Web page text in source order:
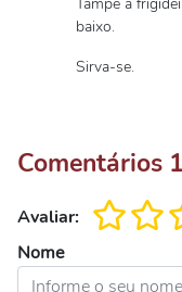
baixo.
Sirva-se.
Comentários 1
Avaliar:
Nome